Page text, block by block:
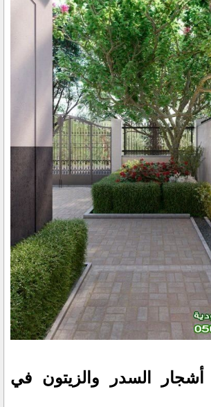
أشجار السدر والزيتون في